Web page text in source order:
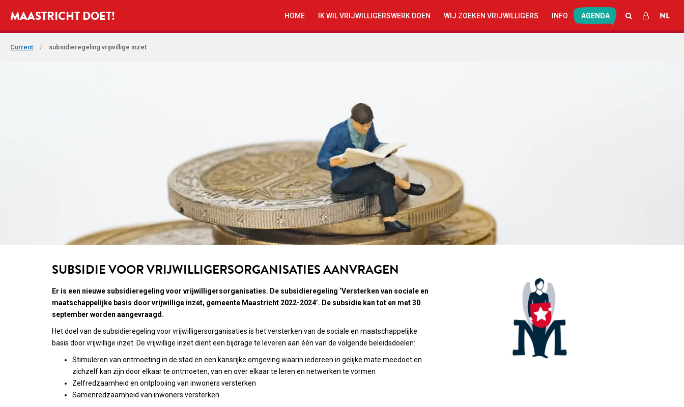
MAASTRICHT DOET! SEARCHLOG IN
NL
HOME IK WIL VRIJWILLIGERSWERK DOEN WIJ ZOEKEN VRIJWILLIGERS INFO AGENDA
Current / subsidieregeling vrijwillige inzet
SUBSIDIE VOOR VRIJWILLIGERSORGANISATIES AANVRAGEN
Er is een nieuwe subsidieregeling voor vrijwilligersorganisaties. De subsidieregeling ‘Versterken van sociale en
maatschappelijke basis door vrijwillige inzet, gemeente Maastricht 2022-2024’. De subsidie kan tot en met 30
september worden aangevraagd.
Het doel van de subsidieregeling voor vrijwilligersorganisaties is het versterken van de sociale en maatschappelijke
basis door vrijwillige inzet. De vrijwillige inzet dient een bijdrage te leveren aan één van de volgende beleidsdoelen:
Stimuleren van ontmoeting in de stad en een kansrijke omgeving waarin iedereen in gelijke mate meedoet en
zichzelf kan zijn door elkaar te ontmoeten, van en over elkaar te leren en netwerken te vormen
Zelfredzaamheid en ontplooiing van inwoners versterken
Samenredzaamheid van inwoners versterken